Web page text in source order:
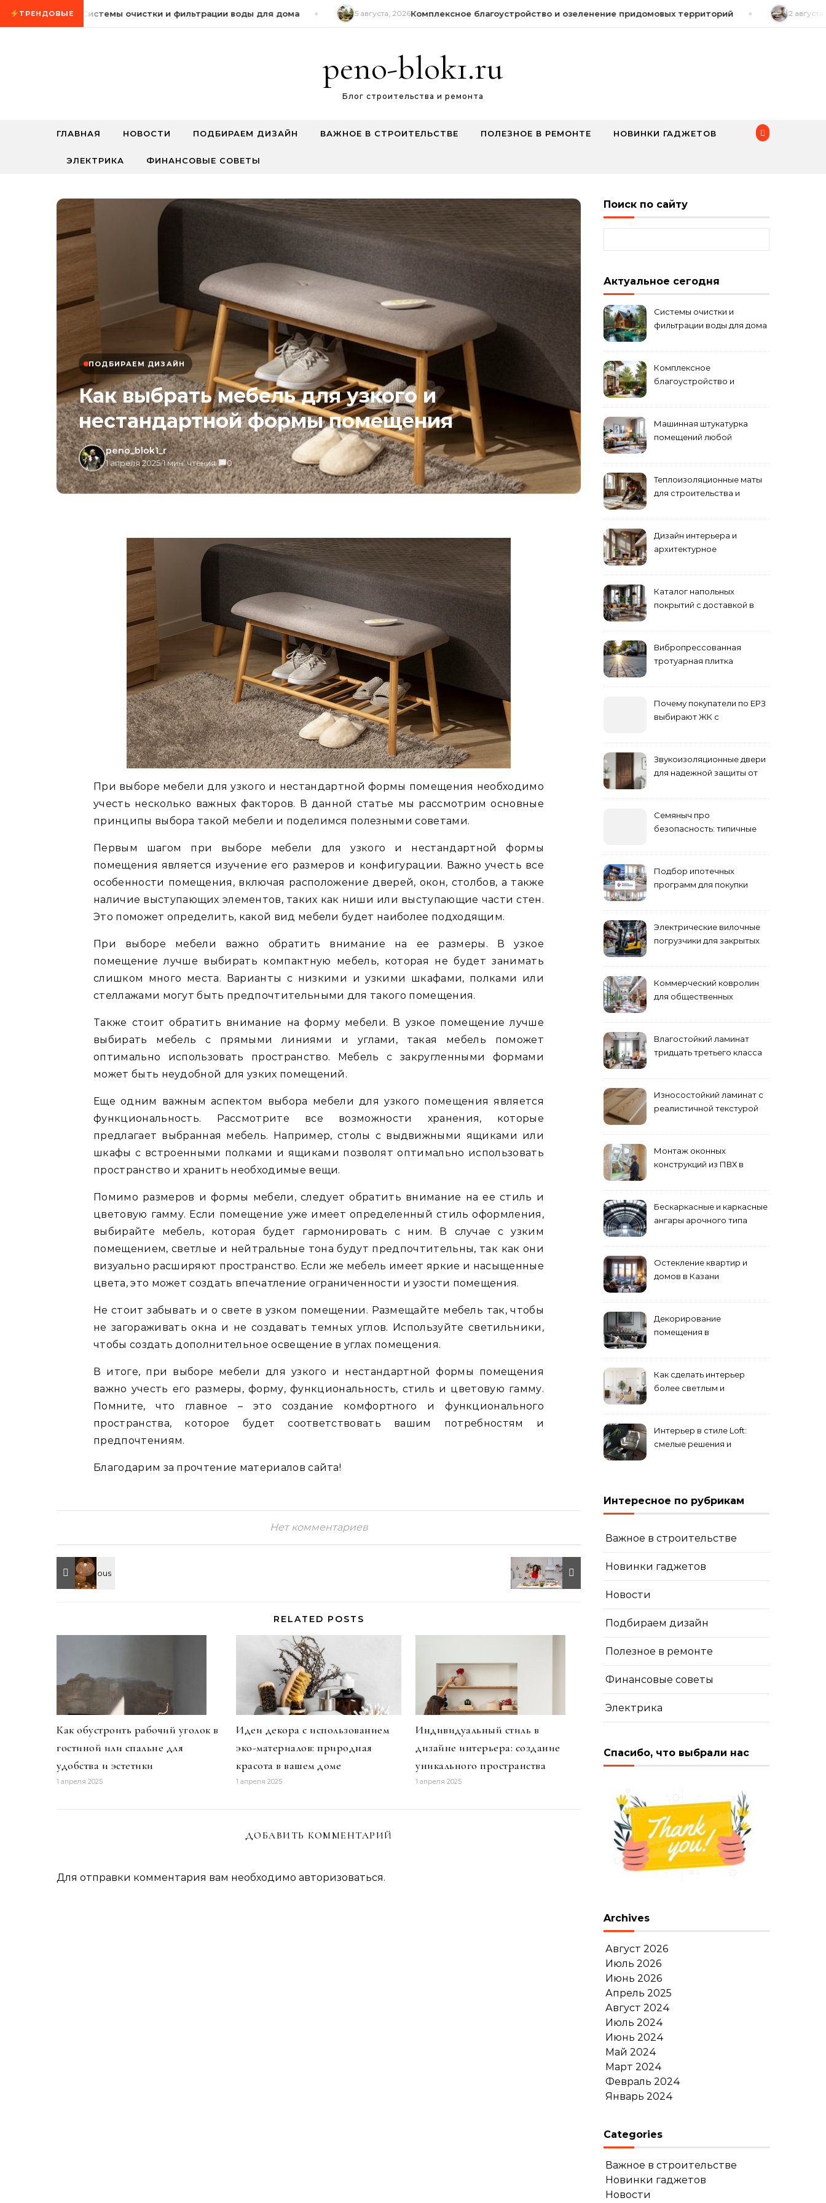
Промотать к содержимому
ТРЕНДОВЫЕ
8 августа, 2026Системы очистки и фильтрации воды для дома 5 августа, 2026Комплексное благоустройство и озеленение придомовых территорий 2 августа,
peno-blok1.ru
Блог строительства и ремонта
ГЛАВНАЯ НОВОСТИ ПОДБИРАЕМ ДИЗАЙН ВАЖНОЕ В СТРОИТЕЛЬСТВЕ ПОЛЕЗНОЕ В РЕМОНТЕ НОВИНКИ ГАДЖЕТОВ
ЭЛЕКТРИКА ФИНАНСОВЫЕ СОВЕТЫ
ПОДБИРАЕМ ДИЗАЙН
Как выбрать мебель для узкого и
нестандартной формы помещения
peno_blok1_r
1 апреля 2025/1 мин. чтения/ 0
При выборе мебели для узкого и нестандартной формы помещения необходимо
учесть несколько важных факторов. В данной статье мы рассмотрим основные
принципы выбора такой мебели и поделимся полезными советами.
Первым шагом при выборе мебели для узкого и нестандартной формы
помещения является изучение его размеров и конфигурации. Важно учесть все
особенности помещения, включая расположение дверей, окон, столбов, а также
наличие выступающих элементов, таких как ниши или выступающие части стен.
Это поможет определить, какой вид мебели будет наиболее подходящим.
При выборе мебели важно обратить внимание на ее размеры. В узкое
помещение лучше выбирать компактную мебель, которая не будет занимать
слишком много места. Варианты с низкими и узкими шкафами, полками или
стеллажами могут быть предпочтительными для такого помещения.
Также стоит обратить внимание на форму мебели. В узкое помещение лучше
выбирать мебель с прямыми линиями и углами, такая мебель поможет
оптимально использовать пространство. Мебель с закругленными формами
может быть неудобной для узких помещений.
Еще одним важным аспектом выбора мебели для узкого помещения является
функциональность. Рассмотрите все возможности хранения, которые
предлагает выбранная мебель. Например, столы с выдвижными ящиками или
шкафы с встроенными полками и ящиками позволят оптимально использовать
пространство и хранить необходимые вещи.
Помимо размеров и формы мебели, следует обратить внимание на ее стиль и
цветовую гамму. Если помещение уже имеет определенный стиль оформления,
выбирайте мебель, которая будет гармонировать с ним. В случае с узким
помещением, светлые и нейтральные тона будут предпочтительны, так как они
визуально расширяют пространство. Если же мебель имеет яркие и насыщенные
цвета, это может создать впечатление ограниченности и узости помещения.
Не стоит забывать и о свете в узком помещении. Размещайте мебель так, чтобы
не загораживать окна и не создавать темных углов. Используйте светильники,
чтобы создать дополнительное освещение в углах помещения.
В итоге, при выборе мебели для узкого и нестандартной формы помещения
важно учесть его размеры, форму, функциональность, стиль и цветовую гамму.
Помните, что главное – это создание комфортного и функционального
пространства, которое будет соответствовать вашим потребностям и
предпочтениям.
Благодарим за прочтение материалов сайта!
Нет комментариев
RELATED POSTS
Как обустроить рабочий уголок в
гостиной или спальне для
удобства и эстетики
1 апреля 2025
Идеи декора с использованием
эко-материалов: природная
красота в вашем доме
1 апреля 2025
Индивидуальный стиль в
дизайне интерьера: создание
уникального пространства
1 апреля 2025
ДОБАВИТЬ КОММЕНТАРИЙ
Для отправки комментария вам необходимо авторизоваться.
Поиск по сайту
Актуальное сегодня
Системы очистки и
фильтрации воды для дома
Комплексное
благоустройство и
Машинная штукатурка
помещений любой
Теплоизоляционные маты
для строительства и
Дизайн интерьера и
архитектурное
Каталог напольных
покрытий с доставкой в
Вибропрессованная
тротуарная плитка
Почему покупатели по ЕРЗ
выбирают ЖК с
Звукоизоляционные двери
для надежной защиты от
Семяныч про
безопасность: типичные
Подбор ипотечных
программ для покупки
Электрические вилочные
погрузчики для закрытых
Коммерческий ковролин
для общественных
Влагостойкий ламинат
тридцать третьего класса
Износостойкий ламинат с
реалистичной текстурой
Монтаж оконных
конструкций из ПВХ в
Бескаркасные и каркасные
ангары арочного типа
Остекление квартир и
домов в Казани
Декорирование
помещения в
направлений для создания
уникального комплекса
Как сделать интерьер
более светлым и
помещения
Интерьер в стиле Loft:
смелые решения и
Интересное по рубрикам
Важное в строительстве
Новинки гаджетов
Новости
Подбираем дизайн
Полезное в ремонте
Финансовые советы
Электрика
Спасибо, что выбрали нас
Archives
Август 2026
Июль 2026
Июнь 2026
Апрель 2025
Август 2024
Июль 2024
Июнь 2024
Май 2024
Март 2024
Февраль 2024
Январь 2024
Categories
Важное в строительстве
Новинки гаджетов
Новости